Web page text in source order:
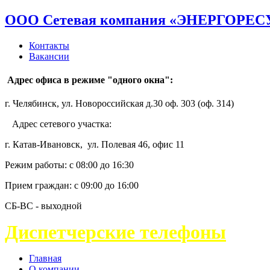
ООО Сетевая компания
Контакты
Вакансии
Адрес офиса в режиме "одного окна":
г. Челябинск, ул. Новороссийская д.30 оф. 303 (оф. 314)
Адрес сетевого участка:
г. Катав-Ивановск, ул. Полевая 46, офис 11
Режим работы: с 08:00 до 16:30
Прием граждан: с 09:00 до 16:00
СБ-ВС - выходной
Диспетчерские телефоны
Главная